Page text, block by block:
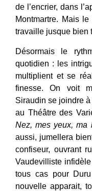
de l’encrier, dans
Montmartre. Mais
travaille jusque bien
Désormais le
quotidien : les
multiplient et se
finesse. On voit
Siraudin se joindre
au Théâtre des
Nez, mes yeux, ma
aussi, jumellera
confiseur, ouvrant
Vaudevilliste
tous cas pour
nouvelle apparait,